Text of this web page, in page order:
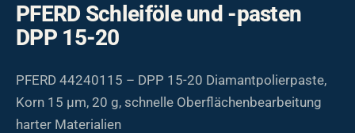
PFERD Schleiföle und -pasten
DPP 15-20
PFERD 44240115 – DPP 15-20 Diamantpolierpaste,
Korn 15 µm, 20 g, schnelle Oberflächenbearbeitung
harter Materialien